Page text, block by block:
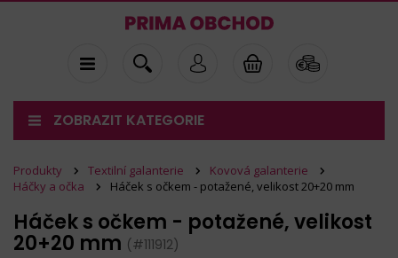
ZOBRAZIT KATEGORIE
Produkty Textilní galanterie
Kovová galanterie
Háčky a očka
Háček s očkem - potažené, velikost 20+20 mm
Háček s očkem - potažené, velikost
20+20 mm (#111912)